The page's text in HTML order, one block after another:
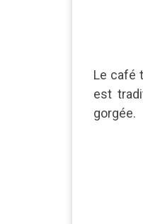
Le café
est
gorgée.